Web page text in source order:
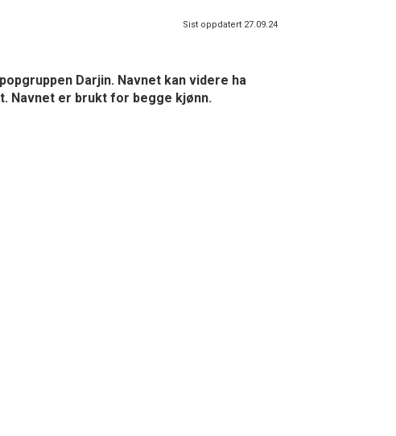
Sist oppdatert 27.09.24
Darjin. Navnet kan videre ha
Navnet er brukt for begge kjønn.